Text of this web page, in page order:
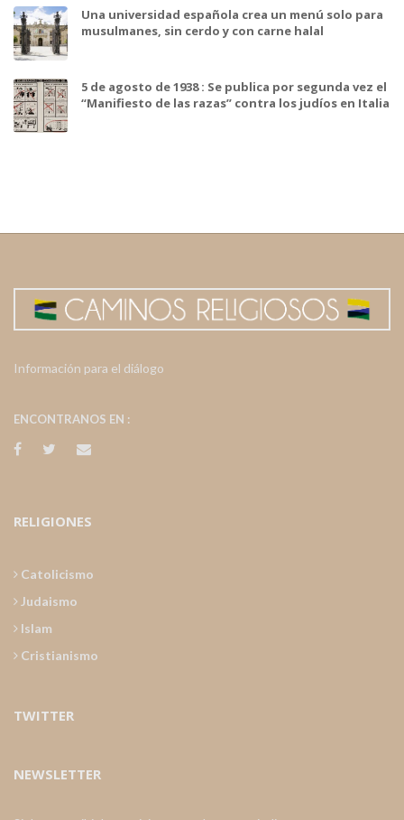
Una universidad española crea un menú solo para
musulmanes, sin cerdo y con carne halal
5 de agosto de 1938 : Se publica por segunda vez el
“Manifiesto de las razas” contra los judíos en Italia
Información para el diálogo
ENCONTRANOS EN :
RELIGIONES
Catolicismo
Judaismo
Islam
Cristianismo
TWITTER
NEWSLETTER